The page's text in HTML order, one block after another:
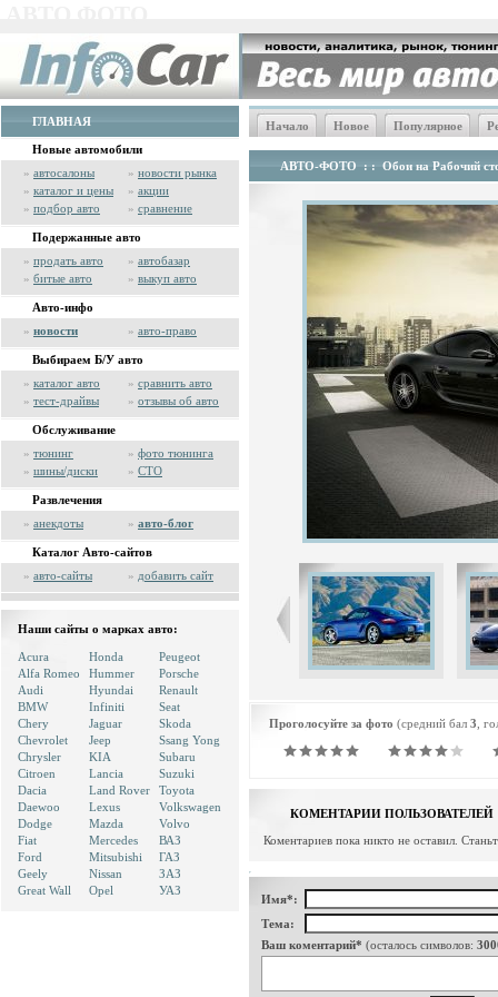
ГЛАВНАЯ
Новые автомобили
» автосалоны » новости рынка
» каталог и цены » акции
» подбор авто » сравнение
Подержанные авто
» продать авто » автобазар
» битые авто » выкуп авто
Авто-инфо
» новости » авто-право
Выбираем Б/У авто
» каталог авто » сравнить авто
» тест-драйвы » отзывы об авто
Обслуживание
» тюнинг » фото тюнинга
» шины/диски » СТО
Развлечения
» анекдоты » авто-блог
Каталог Авто-сайтов
» авто-сайты » добавить сайт
Наши сайты о марках авто:
Acura
Alfa Romeo
Audi
BMW
Chery
Chevrolet
Chrysler
Citroen
Dacia
Daewoo
Dodge
Fiat
Ford
Geely
Great Wall
Honda
Hummer
Hyundai
Infiniti
Jaguar
Jeep
KIA
Lancia
Land Rover
Lexus
Mazda
Mercedes
Mitsubishi
Nissan
Opel
Peugeot
Porsche
Renault
Seat
Skoda
Ssang Yong
Subaru
Suzuki
Toyota
Volkswagen
Volvo
ВАЗ
ГАЗ
ЗАЗ
УАЗ
Начало Новое Популярное
АВТО-ФОТО : : Обои на Рабочий
Проголосуйте за фото (средний бал 3 ,
КОМЕНТАРИИ ПОЛЬЗОВАТЕЛЕЙ
Коментариев пока никто не оставил.
Имя*:
Тема:
Ваш коментарий* (осталось символов: